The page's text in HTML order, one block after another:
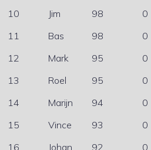
10
Jim 98 0
11
Bas 98 0
12
Mark 95 0
13
Roel 95 0
14
Marijn 94 0
15
Vince 93 0
16
Johan 92 0